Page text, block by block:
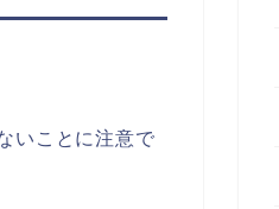
いことに注意で